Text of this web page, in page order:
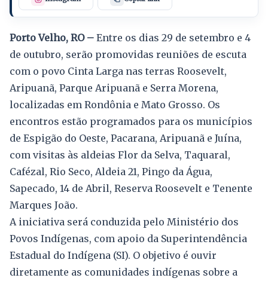
Porto Velho, RO – Entre os dias 29 de setembro e 4
de outubro, serão promovidas reuniões de escuta
com o povo Cinta Larga nas terras Roosevelt,
Aripuanã, Parque Aripuanã e Serra Morena,
localizadas em Rondônia e Mato Grosso. Os
encontros estão programados para os municípios
de Espigão do Oeste, Pacarana, Aripuanã e Juína,
com visitas às aldeias Flor da Selva, Taquaral,
Cafézal, Rio Seco, Aldeia 21, Pingo da Água,
Sapecado, 14 de Abril, Reserva Roosevelt e Tenente
Marques João.
A iniciativa será conduzida pelo Ministério dos
Povos Indígenas, com apoio da Superintendência
Estadual do Indígena (SI). O objetivo é ouvir
diretamente as comunidades indígenas sobre a